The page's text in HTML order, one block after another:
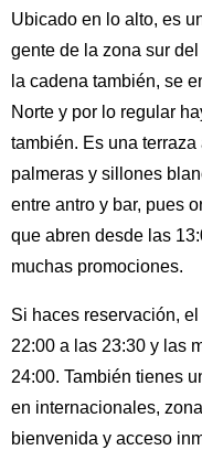
Ubicado en lo alto, es
gente de la zona sur
la cadena también, se
Norte y por lo regular
también. Es una
palmeras y sillones
entre antro y bar, pues
que abren desde las
muchas promociones.
Si haces reservación,
22:00 a las 23:30 y las
24:00. También tienes
en internacionales,
bienvenida y acceso